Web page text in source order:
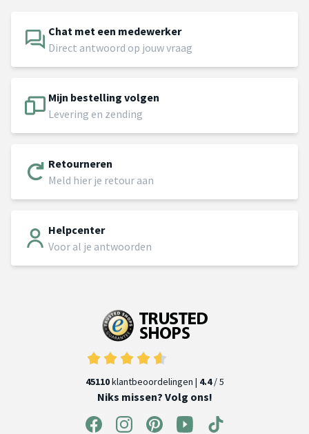
Chat met een medewerker
Direct antwoord op jouw vraag
Mijn bestelling volgen
Levering en zending
Retourneren
Meld hier je retour aan
Helpcenter
Voor al je antwoorden
45110klantbeoordelingen | 4.4/ 5
Niks missen? Volg ons!